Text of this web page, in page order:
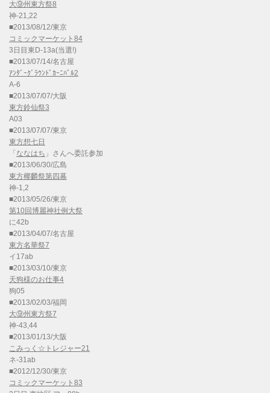
大⑨州東方祭8
神-21,22
■2013/08/12/東京
コミックマーケット84
3日目東D-13a(当選!)
■2013/07/14/名古屋
ｱﾝﾀﾞｰｸﾞﾗｳﾝﾄﾞｶｰﾆﾊﾞﾙ2
A-6
■2013/07/07/大阪
東方鈴仙祭3
A03
■2013/07/07/東京
東方想七日
「 ななはち 」さんへ委託参加
■2013/06/30/広島
東方椰麟祭第四幕
神-1,2
■2013/05/26/東京
第10回博麗神社例大祭
に42b
■2013/04/07/名古屋
東方名華祭7
イ17ab
■2013/03/10/東京
天狗様のお仕事4
狗05
■2013/02/03/福岡
大⑨州東方祭7
神-43,44
■2013/01/13/大阪
こみっく☆トレジャー21
ネ-31ab
■2012/12/30/東京
コミックマーケット83